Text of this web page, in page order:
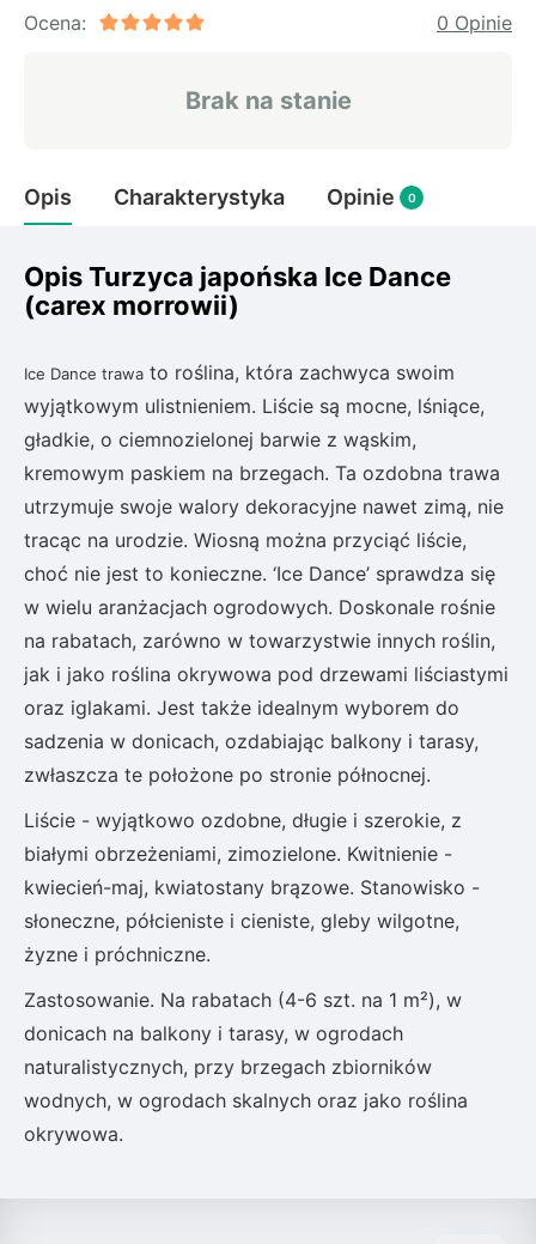
Rudbeckia
Hakonechoa (trawa bambusowa)
Pnącza
Glicynia (wisteria)
Bluszcz
Ewodia (tetradium daniellii)
Ocena:
0 Opinie
Brak na stanie
Opis Charakterystyka Opinie 0
Opis Turzyca japońska Ice Dance
(carex morrowii)
Ice Dance trawa to roślina, która zachwyca swoim
wyjątkowym ulistnieniem. Liście są mocne, lśniące,
gładkie, o ciemnozielonej barwie z wąskim,
kremowym paskiem na brzegach. Ta ozdobna trawa
utrzymuje swoje walory dekoracyjne nawet zimą, nie
tracąc na urodzie. Wiosną można przyciąć liście,
choć nie jest to konieczne. ‘Ice Dance’ sprawdza się
w wielu aranżacjach ogrodowych. Doskonale rośnie
na rabatach, zarówno w towarzystwie innych roślin,
jak i jako roślina okrywowa pod drzewami liściastymi
oraz iglakami. Jest także idealnym wyborem do
sadzenia w donicach, ozdabiając balkony i tarasy,
zwłaszcza te położone po stronie północnej.
Liście - wyjątkowo ozdobne, długie i szerokie, z
białymi obrzeżeniami, zimozielone. Kwitnienie -
kwiecień-maj, kwiatostany brązowe. Stanowisko -
słoneczne, półcieniste i cieniste, gleby wilgotne,
żyzne i próchniczne.
Zastosowanie. Na rabatach (4-6 szt. na 1 m²), w
donicach na balkony i tarasy, w ogrodach
naturalistycznych, przy brzegach zbiorników
wodnych, w ogrodach skalnych oraz jako roślina
okrywowa.